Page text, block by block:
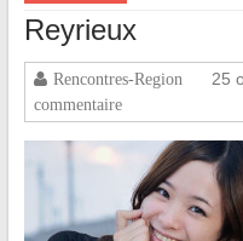
Reyrieux
Rencontres-Region 25
commentaire